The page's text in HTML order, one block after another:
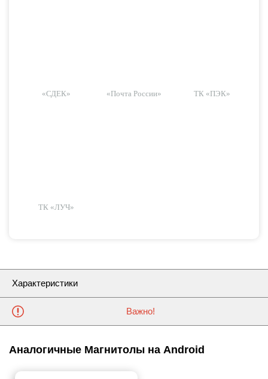
«СДЕК» «Почта России» ТК «ПЭК»
ТК «ЛУЧ»
Характеристики
Важно!
Аналогичные Магнитолы на Android